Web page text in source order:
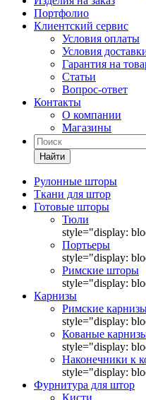
Портфолио
Клиентский сервис
Условия оплаты
Условия
Гарантия на
Статьи
Вопрос-ответ
Контакты
О компании
Магазины
Найти
Рулонные шторы
Ткани для штор
Готовые шторы
Тюли
style="display:
Портьеры
style="display:
Римские шторы
style="display:
Карнизы
Римские
style="display:
Кованые
style="display:
Наконечники к
style="display:
Фурнитура для штор
Кисти